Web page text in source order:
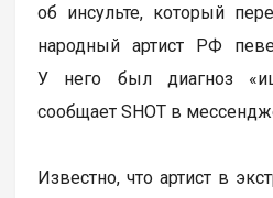
об инсульте, который
народный артист РФ
У него был диагноз
сообщает SHOT в
Известно, что артист в